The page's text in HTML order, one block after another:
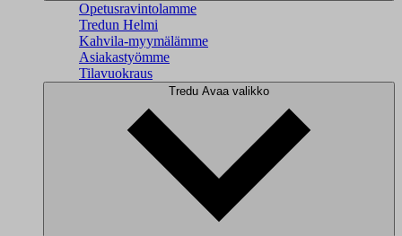
Opetusravintolamme
Tredun Helmi
Kahvila-myymälämme
Asiakastyömme
Tilavuokraus
Tredu Avaa valikko